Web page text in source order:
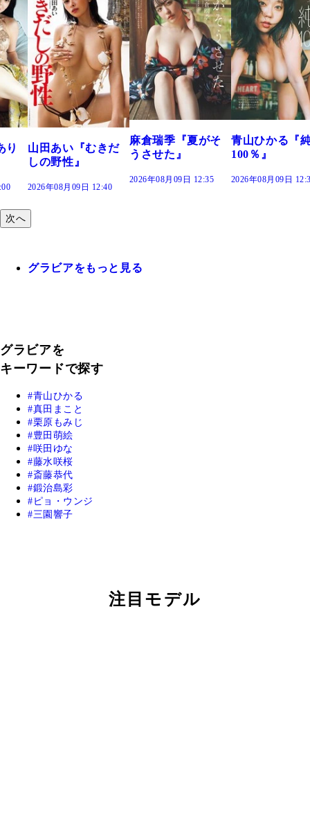
だ
麻倉瑞季『夏がそ
うさせた』
青山ひかる『純度
100％』
2026年08月09日 12:30
溝端 葵『もう
つの、あおい
で。』
2026年08月09日
次へ
グラビアをもっと見る
グラビアを
キーワードで探す
青山ひかる
真田まこと
栗原もみじ
豊田萌絵
咲田ゆな
藤水咲桜
斎藤恭代
鍛治島彩
ピョ・ウンジ
三園響子
注目モデル